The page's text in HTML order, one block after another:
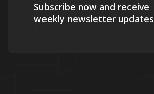
Subscribe now and receive
weekly newsletter updates